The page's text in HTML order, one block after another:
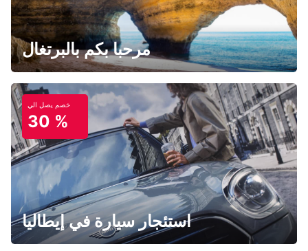
مرحبا بكم بالبرتغال
خصم يصل الي
30 %
استئجار سيارة في إيطاليا